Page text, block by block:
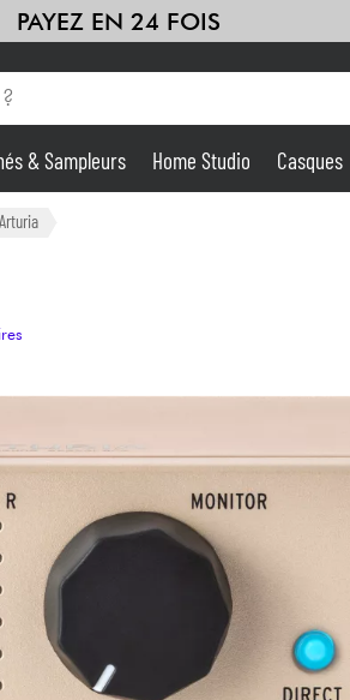
PAYEZ EN 24 FOIS
Packs
Voir nos marques
& Sampleurs Home Studio Casques